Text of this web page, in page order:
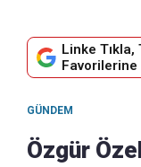
Linke
Favorilerine
GÜNDEM
Özgür